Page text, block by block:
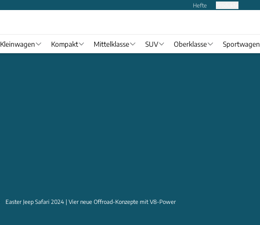
Hefte
Kleinwagen Kompakt Mittelklasse SUV Oberklasse Sportwagen
Easter Jeep Safari 2024 | Vier neue Offroad-Konzepte mit V8-Power